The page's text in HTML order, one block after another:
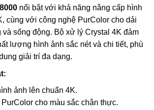
nổi bật với khả năng nâng cấp hình
cùng với công nghệ PurColor cho dải
và sống động. Bộ xử lý Crystal 4K đảm
lượng hình ảnh sắc nét và chi tiết, phù
giải trí đa dạng.
ảnh lên chuẩn 4K.
cho màu sắc chân thực.